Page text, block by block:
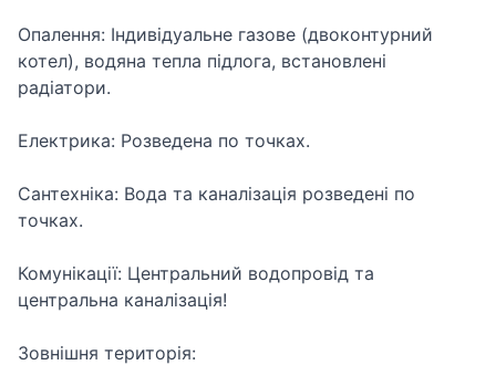
​Опалення: Індивідуальне газове (двоконтурний
котел), водяна тепла підлога, встановлені
радіатори.
​Електрика: Розведена по точках.
​Сантехніка: Вода та каналізація розведені по
точках.
​Комунікації: Центральний водопровід та
центральна каналізація!
​Зовнішня територія: